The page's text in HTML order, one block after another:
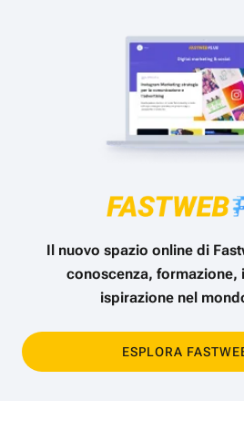
Il nuovo spazio online di
conoscenza, formazione,
ispirazione nel
ESPLORA